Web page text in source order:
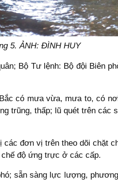
5. ẢNH: ĐÌNH HUY
Bộ Tư lệnh: Bộ đội Biên
có mưa vừa, mưa to, có
trũng, thấp; lũ quét trên các
đơn vị trên theo dõi chặt
độ ứng trực ở các cấp.
sẵn sàng lực lượng,